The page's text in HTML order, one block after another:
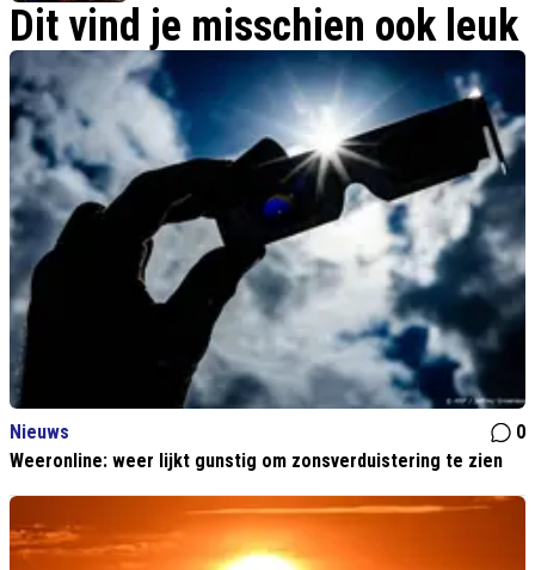
Dit vind je misschien ook leuk
Nieuws
0
Weeronline: weer lijkt gunstig om zonsverduistering te zien